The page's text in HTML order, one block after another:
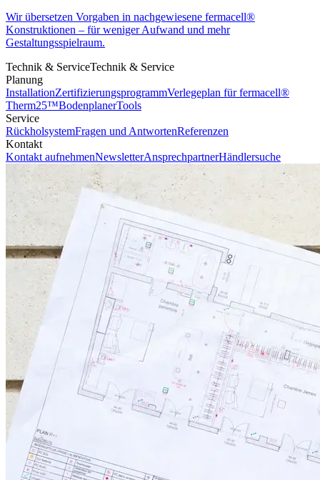
Wir übersetzen Vorgaben in nachgewiesene fermacell®
Konstruktionen – für weniger Aufwand und mehr
Gestaltungsspielraum.
Technik & ServiceTechnik & Service
Planung
InstallationZertifizierungsprogrammVerlegeplan für fermacell®
Therm25™BodenplanerTools
Service
RückholsystemFragen und AntwortenReferenzen
Kontakt
Kontakt aufnehmenNewsletterAnsprechpartnerHändlersuche